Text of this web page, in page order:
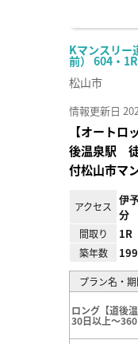
Kマンスリー
前） 604・
松山市
情報更新日
【オートロ
後温泉駅
付松山市マ
アクセス
伊
分
間取り 1R
築年数
プラン名・期
ロング【道後温
30日以上～